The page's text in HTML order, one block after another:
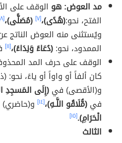
مد العوض: هو الوقف على
الفتح، نحو:(هُدًى)،[٧] (مُصَلًّى)،[٨]
ويُستثنى منه العوض الناتج
الممدود، نحو:(دُعَاءً وَنِدَاءً)،[١١]
الوقف على حرف المد
كان ألفاً أو واواً أو ياءً، نحو:
و(الأقصى) في(إِلَى المَسجِدِ
في(مُّلَاقُو اللَّـهِ)،[١٤]
الْحَرَامِ).[١٥]
الثالث